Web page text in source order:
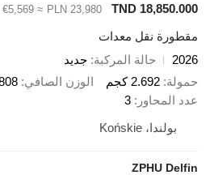
TND
PLN 23,980
≈ €5,569
معدات
المركبة جديد
كجم
الوزن الصافي 808 كجم
3